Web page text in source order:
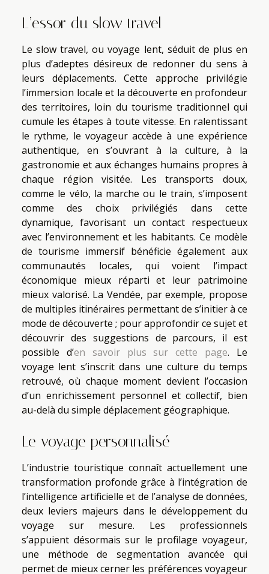
L’essor du slow travel
Le slow travel, ou voyage lent, séduit de plus en
plus d’adeptes désireux de redonner du sens à
leurs déplacements. Cette approche privilégie
l’immersion locale et la découverte en profondeur
des territoires, loin du tourisme traditionnel qui
cumule les étapes à toute vitesse. En ralentissant
le rythme, le voyageur accède à une expérience
authentique, en s’ouvrant à la culture, à la
gastronomie et aux échanges humains propres à
chaque région visitée. Les transports doux,
comme le vélo, la marche ou le train, s’imposent
comme des choix privilégiés dans cette
dynamique, favorisant un contact respectueux
avec l’environnement et les habitants. Ce modèle
de tourisme immersif bénéficie également aux
communautés locales, qui voient l’impact
économique mieux réparti et leur patrimoine
mieux valorisé. La Vendée, par exemple, propose
de multiples itinéraires permettant de s’initier à ce
mode de découverte ; pour approfondir ce sujet et
découvrir des suggestions de parcours, il est
possible d’en savoir plus sur cette page. Le
voyage lent s’inscrit dans une culture du temps
retrouvé, où chaque moment devient l’occasion
d’un enrichissement personnel et collectif, bien
au-delà du simple déplacement géographique.
Le voyage personnalisé
L’industrie touristique connaît actuellement une
transformation profonde grâce à l’intégration de
l’intelligence artificielle et de l’analyse de données,
deux leviers majeurs dans le développement du
voyage sur mesure. Les professionnels
s’appuient désormais sur le profilage voyageur,
une méthode de segmentation avancée qui
permet de mieux cerner les préférences voyageur